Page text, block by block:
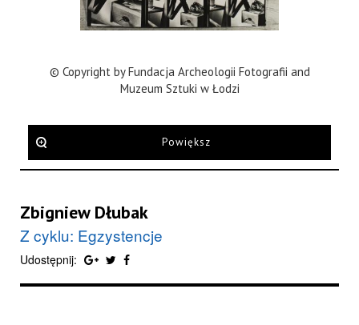
© Copyright by Fundacja Archeologii Fotografii and
Muzeum Sztuki w Łodzi
Powiększ
Zbigniew Dłubak
Z cyklu: Egzystencje
Udostępnij: